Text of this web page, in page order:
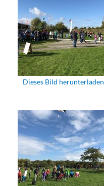
Dieses Bild herunterladen